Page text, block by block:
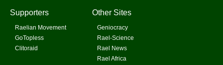
Supporters
Raelian Movement
GoTopless
Clitoraid
Other Sites
Geniocracy
Rael-Science
Rael News
Rael Africa